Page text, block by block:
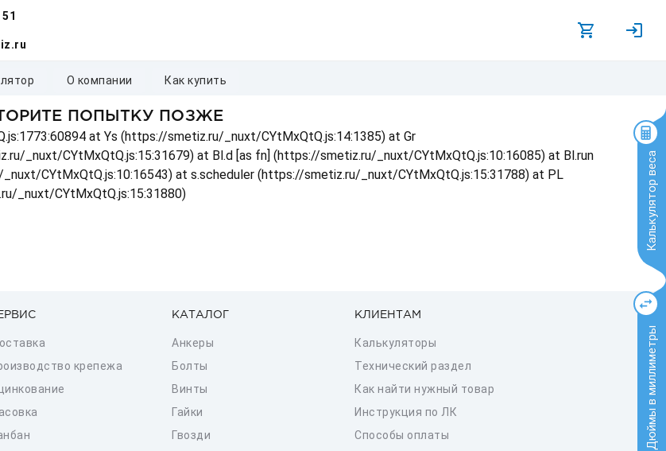
Калькулятор веса
Дюймы в миллиметры
о компании как купить
ПОПЫТКУ ПОЗЖЕ
at Ys (https://smetiz.ru/_nuxt/CYtMxQtQ.js:14:1385) at Gr
_nuxt/CYtMxQtQ.js:15:31679) at Bl.d [as fn] (https://smetiz.ru/_nuxt/CYtMxQtQ.js:10:16085) at Bl.run
CYtMxQtQ.js:10:16543) at s.scheduler (https://smetiz.ru/_nuxt/CYtMxQtQ.js:15:31788) at PL
_nuxt/CYtMxQtQ.js:15:31880)
крепежа
КАТАЛОГ
Анкеры
Болты
Винты
Гайки
Гвозди
КЛИЕНТАМ
Калькуляторы
Технический раздел
Как найти нужный товар
Инструкция по ЛК
Способы оплаты